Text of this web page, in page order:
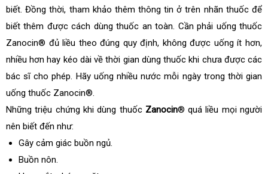
biết. Đồng thời, tham khảo thêm thông tin ở trên nhãn thuốc để
biết thêm được cách dùng thuốc an toàn. Cần phải uống thuốc
Zanocin® đủ liều theo đúng quy định, không được uống ít hơn,
nhiều hơn hay kéo dài về thời gian dùng thuốc khi chưa được các
bác sĩ cho phép. Hãy uống nhiều nước mỗi ngày trong thời gian
uống thuốc Zanocin®.
Những triệu chứng khi dùng thuốc Zanocin® quá liều mọi người
nên biết đến như:
Gây cảm giác buồn ngủ.
Buồn nôn.